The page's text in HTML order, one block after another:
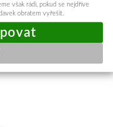
ochranu, která je běžně
avšak za zlomek jejich
do bezpečí vašeho zařízení.
však rádi, pokud se nejdříve
obratem vyřešit.